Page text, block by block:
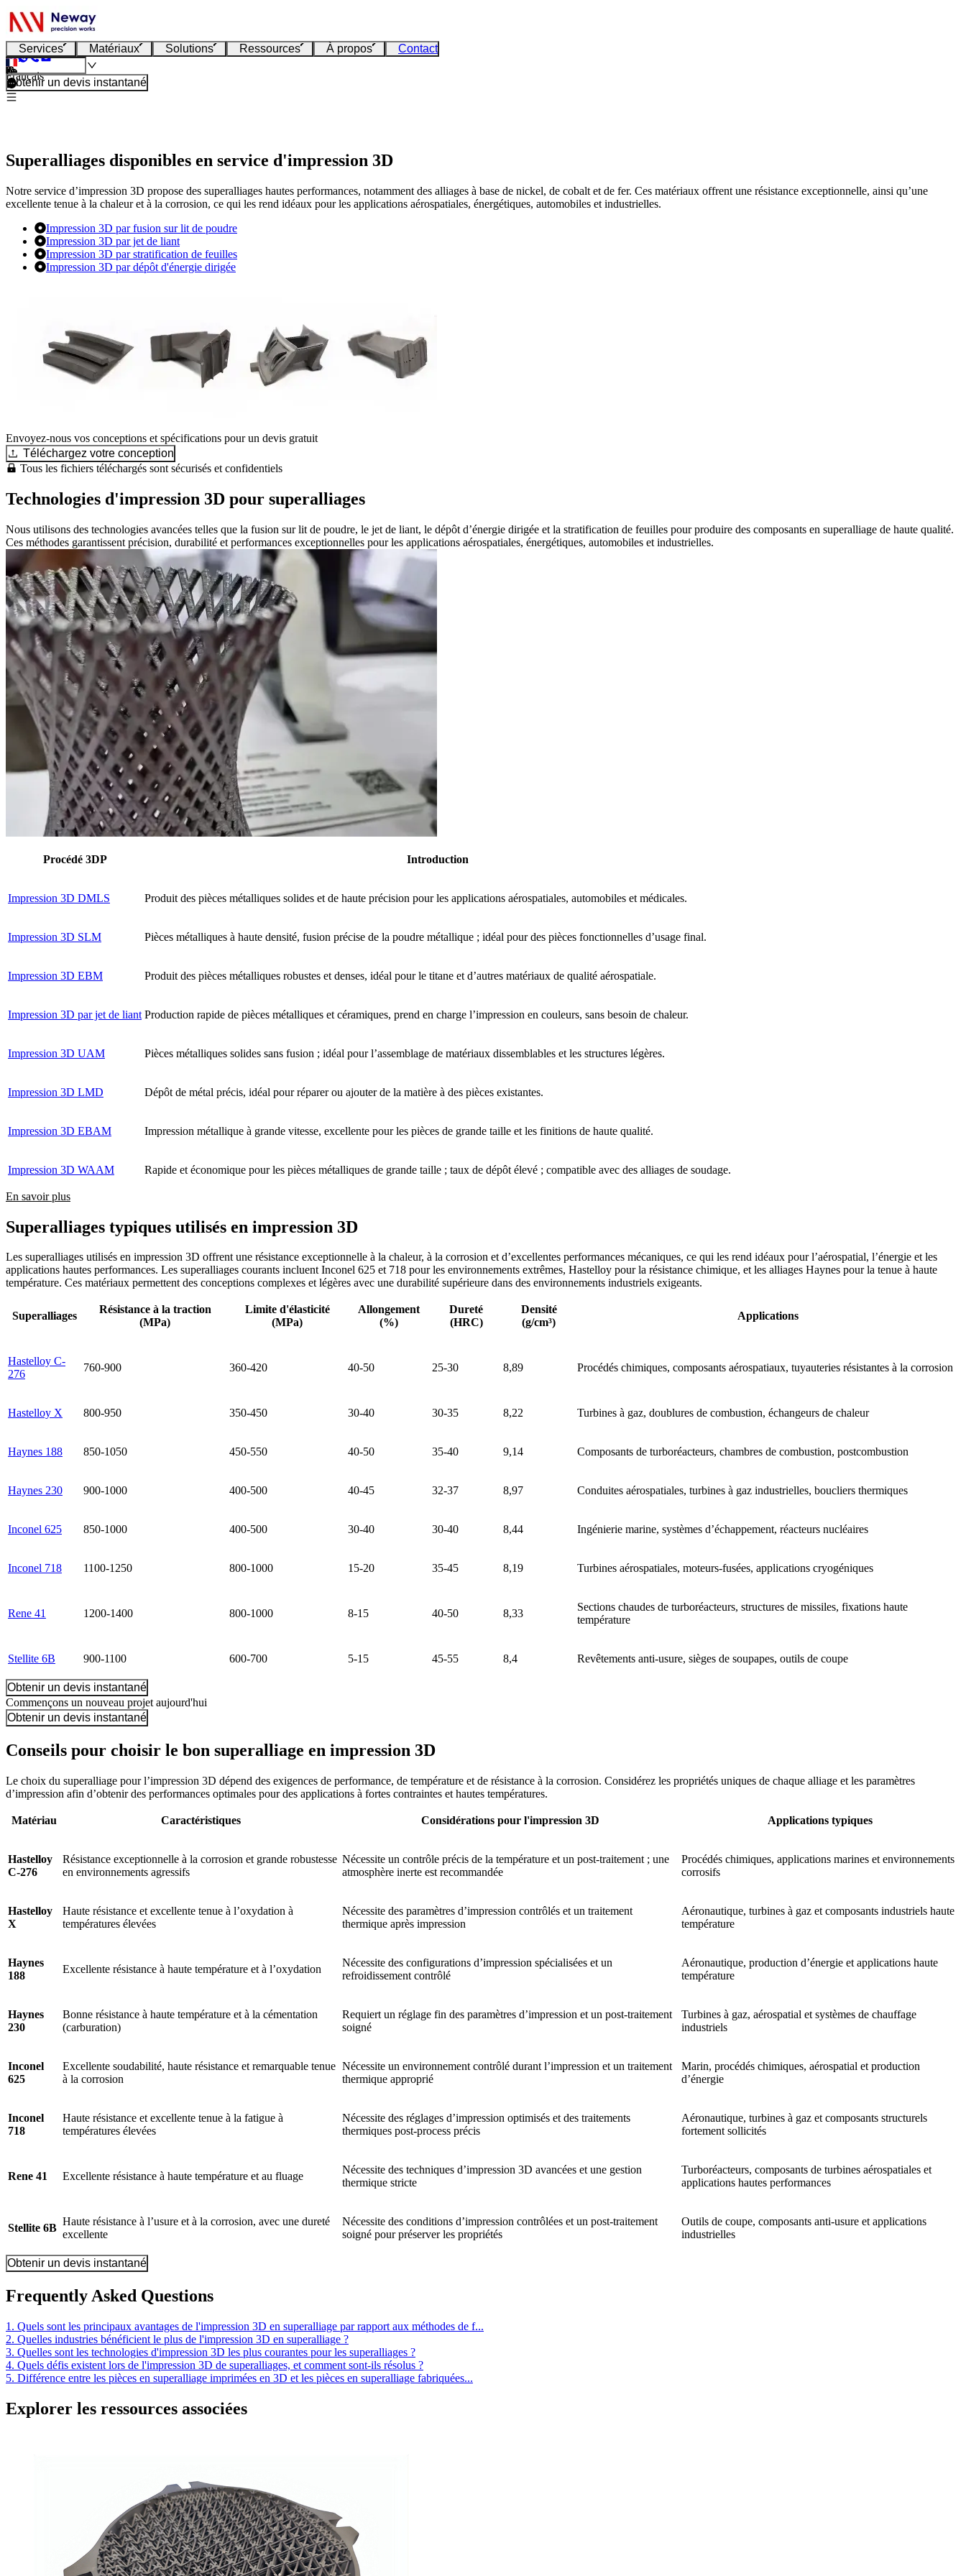
Services Matériaux Solutions Ressources À propos Contact
Français
Obtenir un devis instantané
Superalliages disponibles en service d'impression 3D
Notre service d’impression 3D propose des superalliages hautes performances, notamment des alliages à base de nickel, de cobalt et de fer. Ces matériaux offrent une résistance exceptionnelle, ainsi qu’une
excellente tenue à la chaleur et à la corrosion, ce qui les rend idéaux pour les applications aérospatiales, énergétiques, automobiles et industrielles.
Impression 3D par fusion sur lit de poudre
Impression 3D par jet de liant
Impression 3D par stratification de feuilles
Impression 3D par dépôt d'énergie dirigée
Envoyez-nous vos conceptions et spécifications pour un devis gratuit
Téléchargez votre conception
Tous les fichiers téléchargés sont sécurisés et confidentiels
Technologies d'impression 3D pour superalliages
Nous utilisons des technologies avancées telles que la fusion sur lit de poudre, le jet de liant, le dépôt d’énergie dirigée et la stratification de feuilles pour produire des composants en superalliage de haute qualité.
Ces méthodes garantissent précision, durabilité et performances exceptionnelles pour les applications aérospatiales, énergétiques, automobiles et industrielles.
Procédé 3DP Introduction
Impression 3D DMLS Produit des pièces métalliques solides et de haute précision pour les applications aérospatiales, automobiles et médicales.
Impression 3D SLM Pièces métalliques à haute densité, fusion précise de la poudre métallique ; idéal pour des pièces fonctionnelles d’usage final.
Impression 3D EBM Produit des pièces métalliques robustes et denses, idéal pour le titane et d’autres matériaux de qualité aérospatiale.
Impression 3D par jet de liant Production rapide de pièces métalliques et céramiques, prend en charge l’impression en couleurs, sans besoin de chaleur.
Impression 3D UAM Pièces métalliques solides sans fusion ; idéal pour l’assemblage de matériaux dissemblables et les structures légères.
Impression 3D LMD Dépôt de métal précis, idéal pour réparer ou ajouter de la matière à des pièces existantes.
Impression 3D EBAM Impression métallique à grande vitesse, excellente pour les pièces de grande taille et les finitions de haute qualité.
Impression 3D WAAM Rapide et économique pour les pièces métalliques de grande taille ; taux de dépôt élevé ; compatible avec des alliages de soudage.
En savoir plus
Superalliages typiques utilisés en impression 3D
Les superalliages utilisés en impression 3D offrent une résistance exceptionnelle à la chaleur, à la corrosion et d’excellentes performances mécaniques, ce qui les rend idéaux pour l’aérospatial, l’énergie et les
applications hautes performances. Les superalliages courants incluent Inconel 625 et 718 pour les environnements extrêmes, Hastelloy pour la résistance chimique, et les alliages Haynes pour la tenue à haute
température. Ces matériaux permettent des conceptions complexes et légères avec une durabilité supérieure dans des environnements industriels exigeants.
Superalliages
Résistance à la traction
(MPa)
Limite d'élasticité
(MPa)
Allongement
(%)
Dureté
(HRC)
Densité
(g/cm³)
Applications
Hastelloy C-
276
760-900 360-420 40-50 25-30 8,89 Procédés chimiques, composants aérospatiaux, tuyauteries résistantes à la corrosion
Hastelloy X 800-950 350-450 30-40 30-35 8,22 Turbines à gaz, doublures de combustion, échangeurs de chaleur
Haynes 188 850-1050 450-550 40-50 35-40 9,14 Composants de turboréacteurs, chambres de combustion, postcombustion
Haynes 230 900-1000 400-500 40-45 32-37 8,97 Conduites aérospatiales, turbines à gaz industrielles, boucliers thermiques
Inconel 625 850-1000 400-500 30-40 30-40 8,44 Ingénierie marine, systèmes d’échappement, réacteurs nucléaires
Inconel 718 1100-1250 800-1000 15-20 35-45 8,19 Turbines aérospatiales, moteurs-fusées, applications cryogéniques
Rene 41 1200-1400 800-1000 8-15 40-50 8,33
Sections chaudes de turboréacteurs, structures de missiles, fixations haute
température
Stellite 6B 900-1100 600-700 5-15 45-55 8,4 Revêtements anti-usure, sièges de soupapes, outils de coupe
Obtenir un devis instantané
Commençons un nouveau projet aujourd'hui
Obtenir un devis instantané
Conseils pour choisir le bon superalliage en impression 3D
Le choix du superalliage pour l’impression 3D dépend des exigences de performance, de température et de résistance à la corrosion. Considérez les propriétés uniques de chaque alliage et les paramètres
d’impression afin d’obtenir des performances optimales pour des applications à fortes contraintes et hautes températures.
Matériau Caractéristiques Considérations pour l'impression 3D Applications typiques
Hastelloy
C-276
Résistance exceptionnelle à la corrosion et grande robustesse
en environnements agressifs
Nécessite un contrôle précis de la température et un post-traitement ; une
atmosphère inerte est recommandée
Procédés chimiques, applications marines et environnements
corrosifs
Hastelloy
X
Haute résistance et excellente tenue à l’oxydation à
températures élevées
Nécessite des paramètres d’impression contrôlés et un traitement
thermique après impression
Aéronautique, turbines à gaz et composants industriels haute
température
Haynes
188
Excellente résistance à haute température et à l’oxydation
Nécessite des configurations d’impression spécialisées et un
refroidissement contrôlé
Aéronautique, production d’énergie et applications haute
température
Haynes
230
Bonne résistance à haute température et à la cémentation
(carburation)
Requiert un réglage fin des paramètres d’impression et un post-traitement
soigné
Turbines à gaz, aérospatial et systèmes de chauffage
industriels
Inconel
625
Excellente soudabilité, haute résistance et remarquable tenue
à la corrosion
Nécessite un environnement contrôlé durant l’impression et un traitement
thermique approprié
Marin, procédés chimiques, aérospatial et production
d’énergie
Inconel
718
Haute résistance et excellente tenue à la fatigue à
températures élevées
Nécessite des réglages d’impression optimisés et des traitements
thermiques post-process précis
Aéronautique, turbines à gaz et composants structurels
fortement sollicités
Rene 41 Excellente résistance à haute température et au fluage
Nécessite des techniques d’impression 3D avancées et une gestion
thermique stricte
Turboréacteurs, composants de turbines aérospatiales et
applications hautes performances
Stellite 6B
Haute résistance à l’usure et à la corrosion, avec une dureté
excellente
Nécessite des conditions d’impression contrôlées et un post-traitement
soigné pour préserver les propriétés
Outils de coupe, composants anti-usure et applications
industrielles
Obtenir un devis instantané
Frequently Asked Questions
1. Quels sont les principaux avantages de l'impression 3D en superalliage par rapport aux méthodes de f...
2. Quelles industries bénéficient le plus de l'impression 3D en superalliage ?
3. Quelles sont les technologies d'impression 3D les plus courantes pour les superalliages ?
4. Quels défis existent lors de l'impression 3D de superalliages, et comment sont-ils résolus ?
5. Différence entre les pièces en superalliage imprimées en 3D et les pièces en superalliage fabriquées...
Explorer les ressources associées